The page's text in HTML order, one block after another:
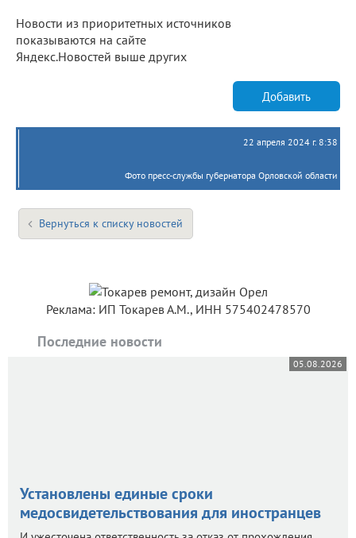
Новости из приоритетных источников
показываются на сайте
Яндекс.Новостей выше других
Добавить
22 апреля 2024 г. 8:38
Фото пресс-службы губернатора Орловской области
Вернуться к списку новостей
Реклама: ИП Токарев А.М., ИНН 575402478570
Последние новости
05.08.2026
Установлены единые сроки
медосвидетельствования для иностранцев